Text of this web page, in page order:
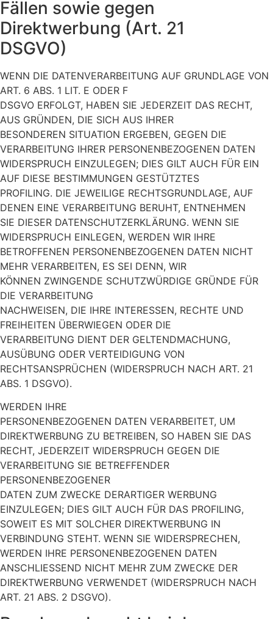
Fällen sowie gegen
Direktwerbung (Art. 21
DSGVO)
WENN DIE DATENVERARBEITUNG AUF GRUNDLAGE VON
ART. 6 ABS. 1 LIT. E ODER F
DSGVO ERFOLGT, HABEN SIE JEDERZEIT DAS RECHT,
AUS GRÜNDEN, DIE SICH AUS IHRER
BESONDEREN SITUATION ERGEBEN, GEGEN DIE
VERARBEITUNG IHRER PERSONENBEZOGENEN DATEN
WIDERSPRUCH EINZULEGEN; DIES GILT AUCH FÜR EIN
AUF DIESE BESTIMMUNGEN GESTÜTZTES
PROFILING. DIE JEWEILIGE RECHTSGRUNDLAGE, AUF
DENEN EINE VERARBEITUNG BERUHT, ENTNEHMEN
SIE DIESER DATENSCHUTZERKLÄRUNG. WENN SIE
WIDERSPRUCH EINLEGEN, WERDEN WIR IHRE
BETROFFENEN PERSONENBEZOGENEN DATEN NICHT
MEHR VERARBEITEN, ES SEI DENN, WIR
KÖNNEN ZWINGENDE SCHUTZWÜRDIGE GRÜNDE FÜR
DIE VERARBEITUNG
NACHWEISEN, DIE IHRE INTERESSEN, RECHTE UND
FREIHEITEN ÜBERWIEGEN ODER DIE
VERARBEITUNG DIENT DER GELTENDMACHUNG,
AUSÜBUNG ODER VERTEIDIGUNG VON
RECHTSANSPRÜCHEN (WIDERSPRUCH NACH ART. 21
ABS. 1 DSGVO).
WERDEN IHRE
PERSONENBEZOGENEN DATEN VERARBEITET, UM
DIREKTWERBUNG ZU BETREIBEN, SO HABEN SIE DAS
RECHT, JEDERZEIT WIDERSPRUCH GEGEN DIE
VERARBEITUNG SIE BETREFFENDER
PERSONENBEZOGENER
DATEN ZUM ZWECKE DERARTIGER WERBUNG
EINZULEGEN; DIES GILT AUCH FÜR DAS PROFILING,
SOWEIT ES MIT SOLCHER DIREKTWERBUNG IN
VERBINDUNG STEHT. WENN SIE WIDERSPRECHEN,
WERDEN IHRE PERSONENBEZOGENEN DATEN
ANSCHLIESSEND NICHT MEHR ZUM ZWECKE DER
DIREKTWERBUNG VERWENDET (WIDERSPRUCH NACH
ART. 21 ABS. 2 DSGVO).